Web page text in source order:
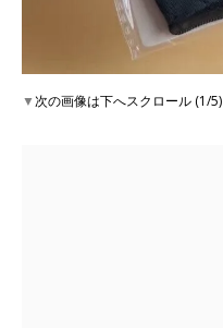
▼次の画像は下へスクロール (1/5)